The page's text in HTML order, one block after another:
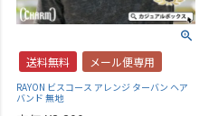
送料無料 メール便専用
RAYON ビスコース アレンジ ターバン ヘア
バンド 無地